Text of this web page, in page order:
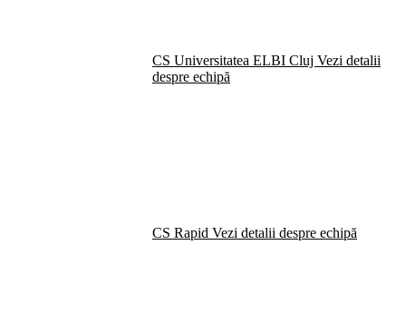
CS Universitatea ELBI Cluj Vezi detalii
despre echipă
CS Rapid Vezi detalii despre echipă